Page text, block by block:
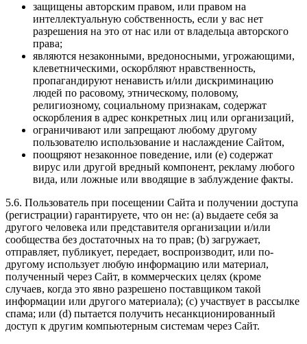
защищены авторским правом, или правом на
интеллектуальную собственность, если у вас нет
разрешения на это от нас или от владельца авторского
права;
являются незаконными, вредоносными, угрожающими,
клеветническими, оскорбляют нравственность,
пропагандируют ненависть и/или дискриминацию
людей по расовому, этническому, половому,
религиозному, социальному признакам, содержат
оскорбления в адрес конкретных лиц или организаций,
ограничивают или запрещают любому другому
пользователю использование и наслаждение Сайтом,
поощряют незаконное поведение, или (e) содержат
вирус или другой вредный компонент, рекламу любого
вида, или ложные или вводящие в заблуждение факты.
5.6. Пользователь при посещении Сайта и получении доступа
(регистрации) гарантируете, что он не: (a) выдаете себя за
другого человека или представителя организации и/или
сообщества без достаточных на то прав; (b) загружает,
отправляет, публикует, передает, воспроизводит, или по-
другому использует любую информацию или материал,
полученный через Сайт, в коммерческих целях (кроме
случаев, когда это явно разрешено поставщиком такой
информации или другого материала); (c) участвует в рассылке
спама; или (d) пытается получить несанкционированный
доступ к другим компьютерным системам через Сайт.